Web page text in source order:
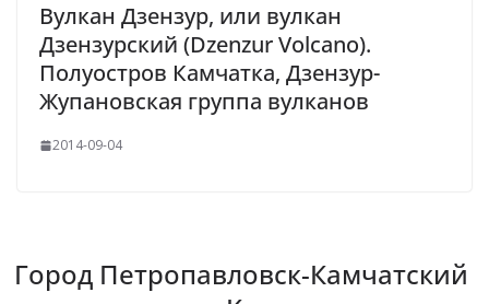
Вулкан Дзензур, или вулкан
Дзензурский (Dzenzur Volcano).
Полуостров Камчатка, Дзензур-
Жупановская группа вулканов
2014-09-04
Город Петропавловск-Камчатский